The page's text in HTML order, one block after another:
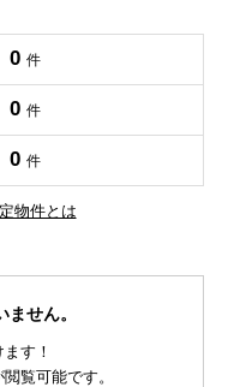
0 件
0 件
0 件
物件とは
せん。
す！
覧可能です。